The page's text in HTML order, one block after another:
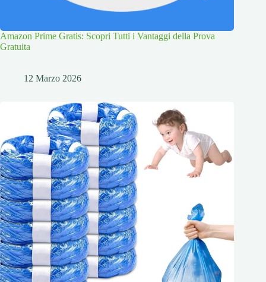
Amazon Prime Gratis: Scopri Tutti i Vantaggi della Prova
Gratuita
12 Marzo 2026